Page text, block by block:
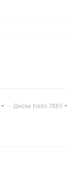
- Диски trebl 7885